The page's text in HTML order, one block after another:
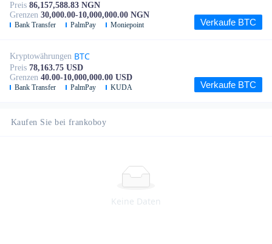
Preis 86,157,588.83 NGN
Grenzen 30,000.00-10,000,000.00 NGN
Bank Transfer PalmPay Moniepoint Verkaufe BTC
Kryptowährungen BTC
Preis 78,163.75 USD
Grenzen 40.00-10,000,000.00 USD
Bank Transfer PalmPay KUDA Verkaufe BTC
Kaufen Sie bei frankoboy
Keine Daten